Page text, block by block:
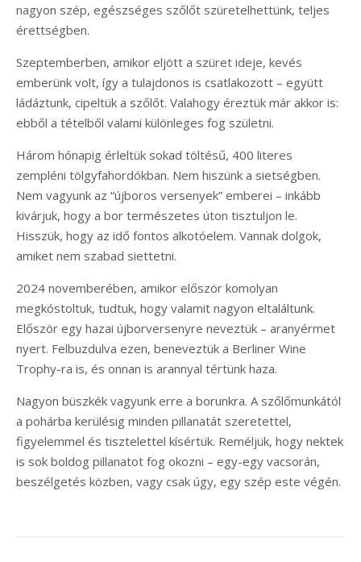
nagyon szép, egészséges szőlőt szüretelhettünk, teljes
érettségben.
Szeptemberben, amikor eljött a szüret ideje, kevés
emberünk volt, így a tulajdonos is csatlakozott – együtt
ládáztunk, cipeltük a szőlőt. Valahogy éreztük már akkor is:
ebből a tételből valami különleges fog születni.
Három hónapig érleltük sokad töltésű, 400 literes
zempléni tölgyfahordókban. Nem hiszünk a sietségben.
Nem vagyunk az “újboros versenyek” emberei – inkább
kivárjuk, hogy a bor természetes úton tisztuljon le.
Hisszük, hogy az idő fontos alkotóelem. Vannak dolgok,
amiket nem szabad siettetni.
2024 novemberében, amikor először komolyan
megkóstoltuk, tudtuk, hogy valamit nagyon eltaláltunk.
Először egy hazai újborversenyre neveztük – aranyérmet
nyert. Felbuzdulva ezen, beneveztük a Berliner Wine
Trophy-ra is, és onnan is arannyal tértünk haza.
Nagyon büszkék vagyunk erre a borunkra. A szőlőmunkától
a pohárba kerülésig minden pillanatát szeretettel,
figyelemmel és tisztelettel kísértük. Reméljük, hogy nektek
is sok boldog pillanatot fog okozni – egy-egy vacsorán,
beszélgetés közben, vagy csak úgy, egy szép este végén.